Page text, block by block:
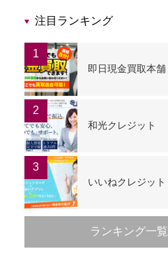
注目ランキング
1
即日現金買取本舗
2
和光クレジット
3
いいねクレジット
ランキング一覧